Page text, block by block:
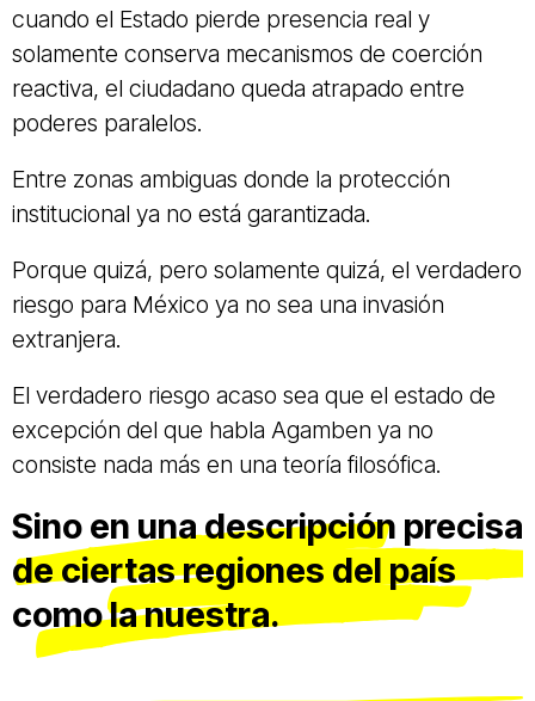
cuando el Estado pierde presencia real y
solamente conserva mecanismos de coerción
reactiva, el ciudadano queda atrapado entre
poderes paralelos.
Entre zonas ambiguas donde la protección
institucional ya no está garantizada.
Porque quizá, pero solamente quizá, el verdadero
riesgo para México ya no sea una invasión
extranjera.
El verdadero riesgo acaso sea que el estado de
excepción del que habla Agamben ya no
consiste nada más en una teoría filosófica.
Sino en una descripción precisa
de ciertas regiones del país
como la nuestra.